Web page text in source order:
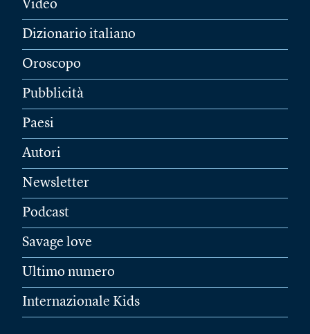
Video
Dizionario italiano
Oroscopo
Pubblicità
Paesi
Autori
Newsletter
Podcast
Savage love
Ultimo numero
Internazionale Kids